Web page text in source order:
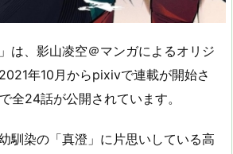
は、影山凌空＠マンガによるオリジ
年10月からpixivで連載が開始さ
全24話が公開されています。
馴染の「真澄」に片思いしている高